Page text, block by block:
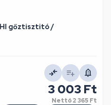
gőztisztitó /
3 003 Ft
Nettó2 365 Ft